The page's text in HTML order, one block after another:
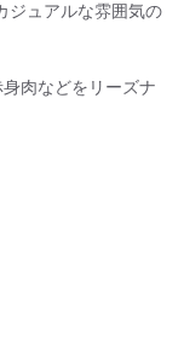
ジュアルな雰囲気の
肉などをリーズナ